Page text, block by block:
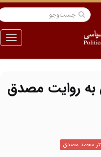
منو
روایت مصدق
محمد مصدق